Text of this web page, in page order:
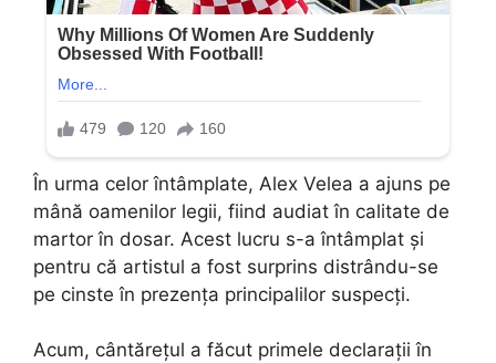
În urma celor întâmplate, Alex Velea a ajuns pe
mână oamenilor legii, fiind audiat în calitate de
martor în dosar. Acest lucru s-a întâmplat și
pentru că artistul a fost surprins distrându-se
pe cinste în prezența principalilor suspecți.
Acum, cântărețul a făcut primele declarații în